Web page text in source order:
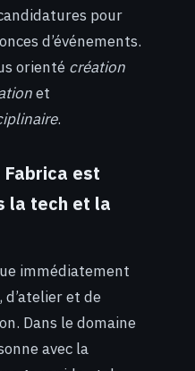
pour
d’événements.
orienté création
et
.
est
la tech et la
immédiatement
d’atelier et de
Dans le domaine
avec la